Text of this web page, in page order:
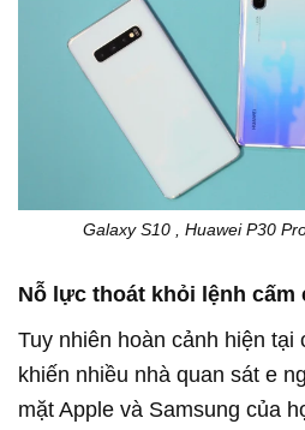
Galaxy S10 , Huawei P30
Nỗ lực thoát khỏi lệnh cấm
Tuy nhiên hoàn cảnh hiện tại
khiến nhiều nhà quan sát e
mặt Apple và Samsung của